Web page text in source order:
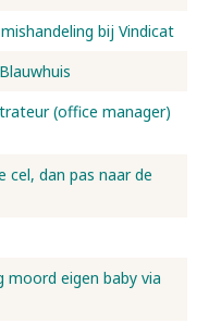
bij Vindicat
(office manager)
cel, dan pas naar de
moord eigen baby via